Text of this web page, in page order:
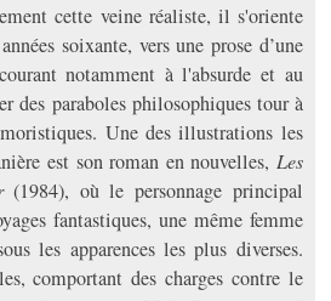
cette veine réaliste, il s'oriente
soixante, vers une prose d’une
notamment à l'absurde et au
des paraboles philosophiques tour à
Une des illustrations les
est son roman en nouvelles, Les
(1984), où le personnage principal
fantastiques, une même femme
les apparences les plus diverses.
comportant des charges contre le